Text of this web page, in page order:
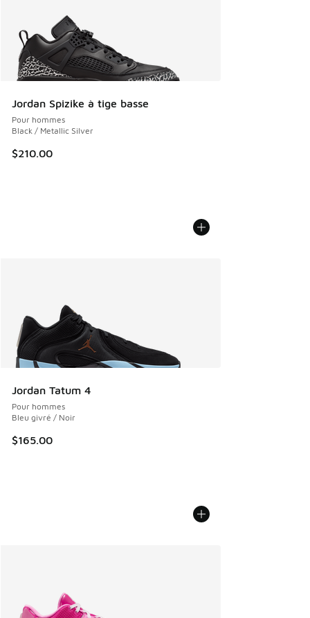
Jordan Spizike à tige basse
Pour hommes
Black / Metallic Silver
$210.00
Jordan Tatum 4
Pour hommes
Bleu givré / Noir
$165.00